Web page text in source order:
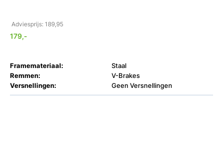
Adviesprijs: 189,95
179,-
Framemateriaal:
Staal
Remmen:
V-Brakes
Versnellingen:
Geen Versnellingen